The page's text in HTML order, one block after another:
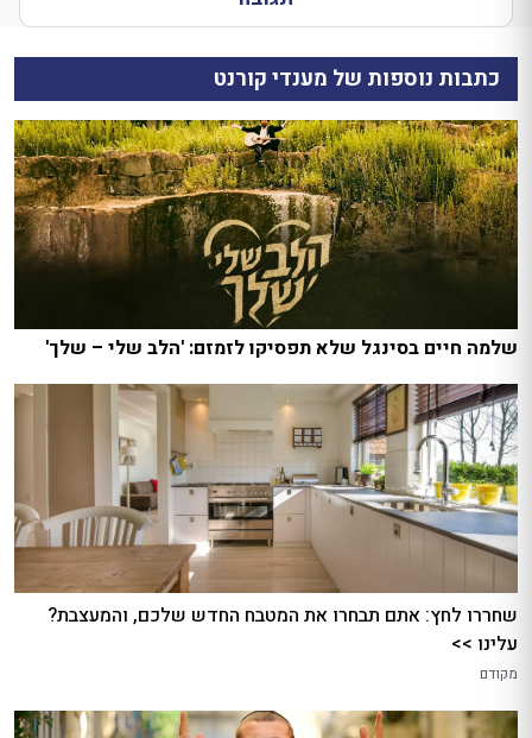
כתבות נוספות של מענדי קורנט
שלמה חיים בסינגל שלא תפסיקו לזמזם: 'הלב שלי – שלך'
שחררו לחץ: אתם תבחרו את המטבח החדש שלכם, והמעצבת?
עלינו >>
מקודם